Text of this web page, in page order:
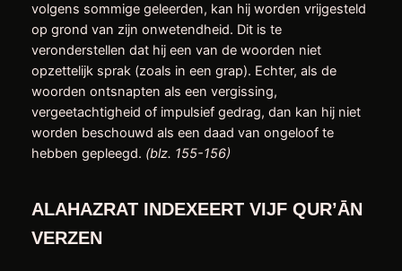
volgens sommige geleerden, kan hij worden vrijgesteld
op grond van zijn onwetendheid. Dit is te
veronderstellen dat hij een van de woorden niet
opzettelijk sprak (zoals in een grap). Echter, als de
woorden ontsnapten als een vergissing,
vergeetachtigheid of impulsief gedrag, dan kan hij niet
worden beschouwd als een daad van ongeloof te
hebben gepleegd. (blz. 155-156)
ALAHAZRAT INDEXEERT VIJF QUR’ĀN
VERZEN